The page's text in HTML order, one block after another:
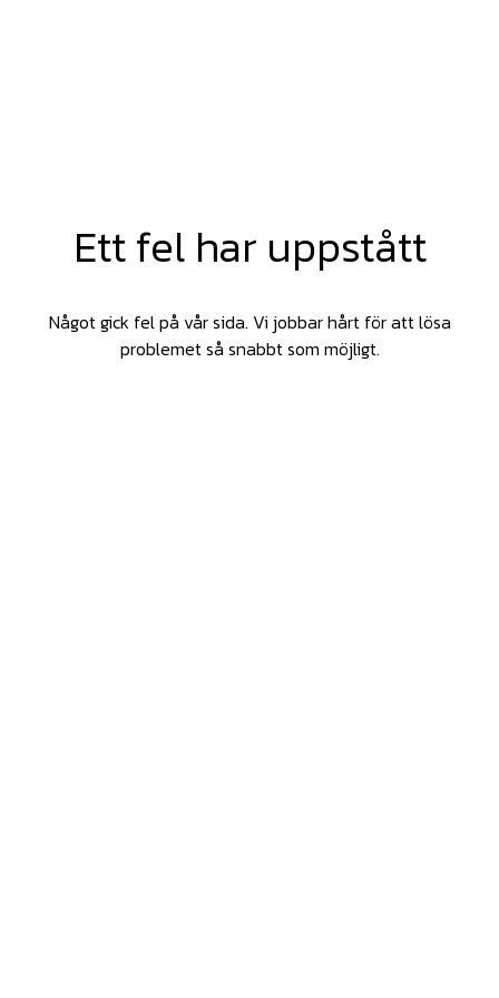
Ett fel har uppstått
Något gick fel på vår sida. Vi jobbar hårt för att lösa
problemet så snabbt som möjligt.